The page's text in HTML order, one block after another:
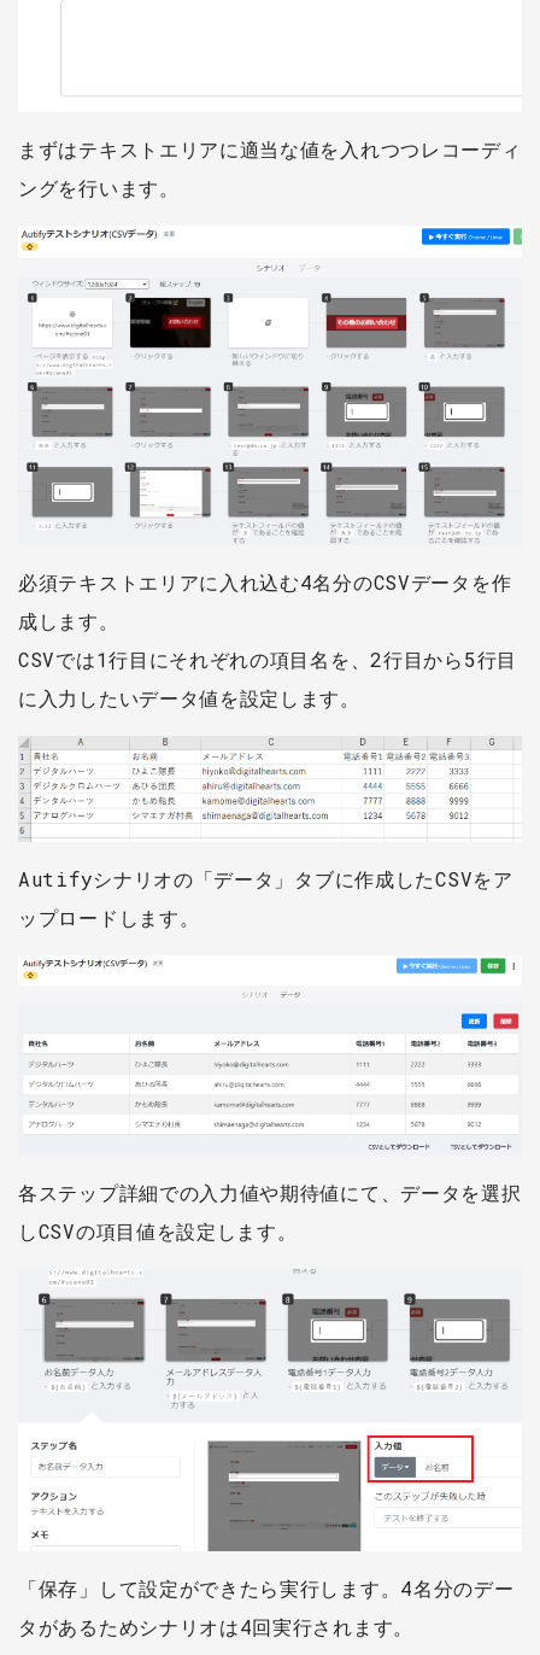
まずはテキストエリアに適当な値を入れつつレコーディ
ングを行います。
必須テキストエリアに入れ込む4名分のCSVデータを作
成します。
CSVでは1行目にそれぞれの項目名を、2行目から5行目
に入力したいデータ値を設定します。
Autifyシナリオの「データ」タブに作成したCSVをア
ップロードします。
各ステップ詳細での入力値や期待値にて、データを選択
しCSVの項目値を設定します。
「保存」して設定ができたら実行します。4名分のデー
タがあるためシナリオは4回実行されます。